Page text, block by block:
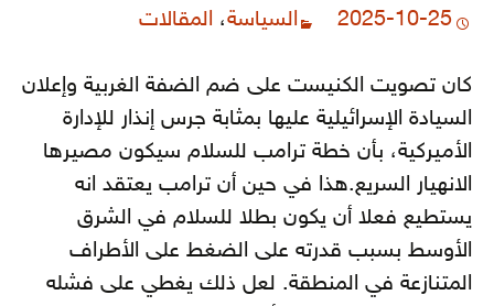
2025-10-25
السياسة، المقالات
كان تصويت الكنيست على ضم الضفة الغربية وإعلان
السيادة الإسرائيلية عليها بمثابة جرس إنذار للإدارة
الأميركية، بأن خطة ترامب للسلام سيكون مصيرها
الانهيار السريع.هذا في حين أن ترامب يعتقد انه
يستطيع فعلا أن يكون بطلا للسلام في الشرق
الأوسط بسبب قدرته على الضغط على الأطراف
المتنازعة في المنطقة. لعل ذلك يغطي على فشله